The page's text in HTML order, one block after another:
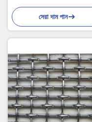
সেরা দাম পান